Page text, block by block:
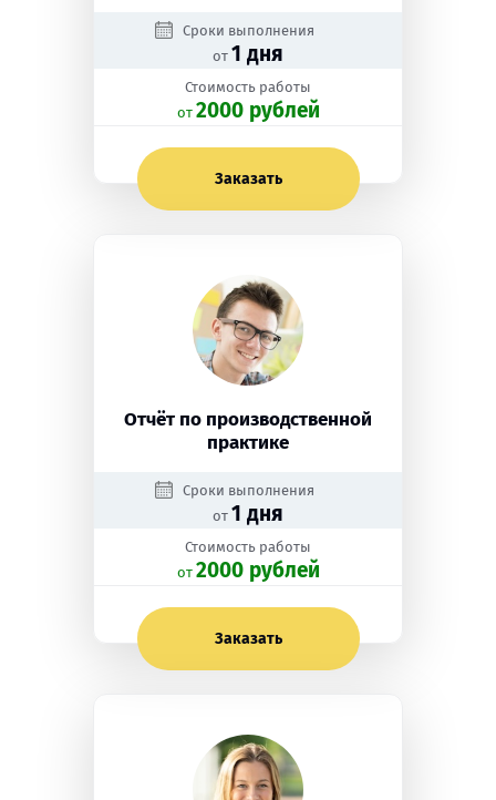
Сроки выполнения
от 1 дня
Стоимость работы
oт 2000 рублей
Заказать
Отчёт по производственной
практике
Сроки выполнения
от 1 дня
Стоимость работы
oт 2000 рублей
Заказать